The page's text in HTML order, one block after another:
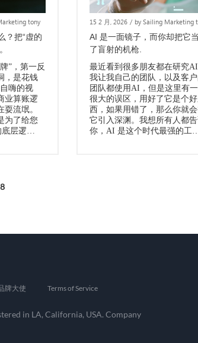
tony
？把“虚的
”，第一反
，是花钱
嗨的视
业算账逻
流氓。
为了给您
层逻…
15 2 月, 2026 / by Sailing Marketing
AI 是一面镜子，而你却把它
了盲射的机枪.
最近看到很多朋友都在研究AI
我让我自己的团队，以及客
团队都使用AI，但是这里有
很大的误区，用好了它是个
西，如果用错了，那么你就
它引入深渊。我想所有人都
你，AI 是这个时代最强的工…
8
牌大使 Terms of Service
in LA, California, USA. Company